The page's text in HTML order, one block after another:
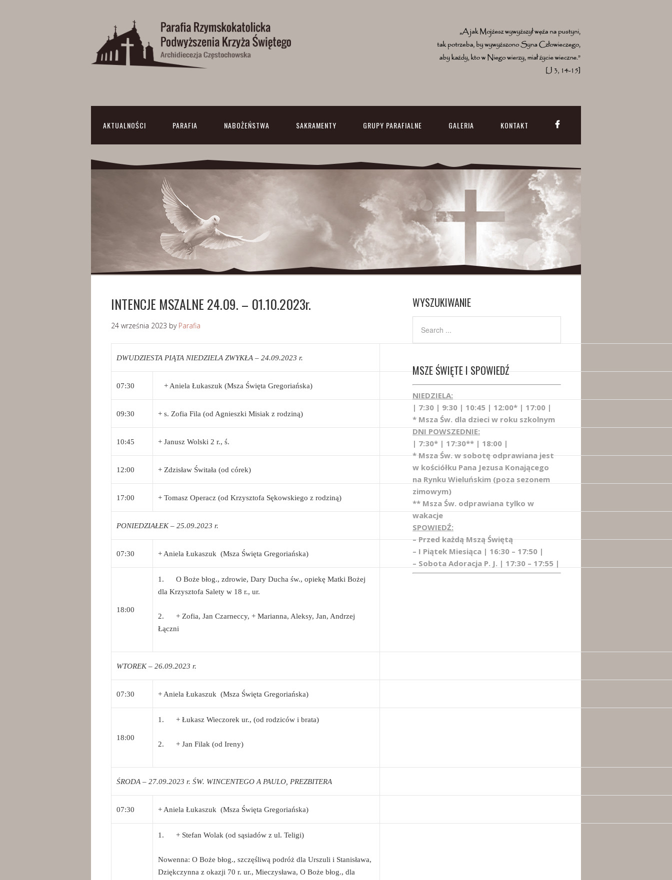
AKTUALNOŚCI PARAFIA NABOŻEŃSTWA SAKRAMENTY GRUPY PARAFIALNE GALERIA KONTAKT
INTENCJE MSZALNE 24.09. – 01.10.2023r.
24 września 2023 by Parafia
DWUDZIESTA PIĄTA NIEDZIELA ZWYKŁA – 24.09.2023 r.
07:30 + Aniela Łukaszuk (Msza Święta Gregoriańska)
09:30 + s. Zofia Fila (od Agnieszki Misiak z rodziną)
10:45 + Janusz Wolski 2 r., ś.
12:00 + Zdzisław Świtała (od córek)
17:00 + Tomasz Operacz (od Krzysztofa Sękowskiego z rodziną)
PONIEDZIAŁEK – 25.09.2023 r.
07:30 + Aniela Łukaszuk (Msza Święta Gregoriańska)
18:00
1. O Boże błog., zdrowie, Dary Ducha św., opiekę Matki Bożej
dla Krzysztofa Salety w 18 r., ur.
2. + Zofia, Jan Czarneccy, + Marianna, Aleksy, Jan, Andrzej
Łączni
WTOREK – 26.09.2023 r.
07:30 + Aniela Łukaszuk (Msza Święta Gregoriańska)
18:00
1. + Łukasz Wieczorek ur., (od rodziców i brata)
2. + Jan Filak (od Ireny)
ŚRODA – 27.09.2023 r. ŚW. WINCENTEGO A PAULO, PREZBITERA
07:30 + Aniela Łukaszuk (Msza Święta Gregoriańska)
1. + Stefan Wolak (od sąsiadów z ul. Teligi)
Nowenna: O Boże błog., szczęśliwą podróż dla Urszuli i Stanisława,
Dziękczynna z okazji 70 r. ur., Mieczysława, O Boże błog., dla
WYSZUKIWANIE
MSZE ŚWIĘTE I SPOWIEDŹ
NIEDZIELA:
| 7:30 | 9:30 | 10:45 | 12:00* | 17:00 |
* Msza Św. dla dzieci w roku szkolnym
DNI POWSZEDNIE:
| 7:30* | 17:30** | 18:00 |
* Msza Św. w sobotę odprawiana jest
w kościółku Pana Jezusa Konającego
na Rynku Wieluńskim (poza sezonem
zimowym)
** Msza Św. odprawiana tylko w
wakacje
SPOWIEDŹ:
– Przed każdą Mszą Świętą
– I Piątek Miesiąca | 16:30 – 17:50 |
– Sobota Adoracja P. J. | 17:30 – 17:55 |